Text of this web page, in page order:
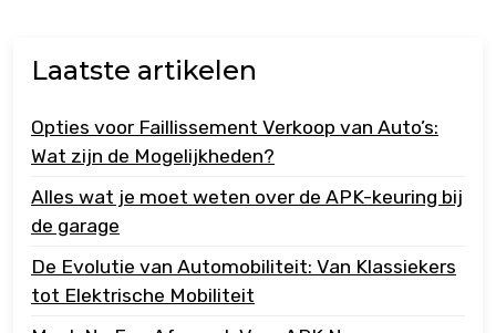
Laatste artikelen
Opties voor Faillissement Verkoop van Auto’s:
Wat zijn de Mogelijkheden?
Alles wat je moet weten over de APK-keuring bij
de garage
De Evolutie van Automobiliteit: Van Klassiekers
tot Elektrische Mobiliteit